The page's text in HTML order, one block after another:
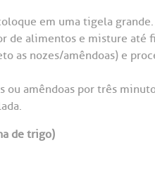
em uma tigela grande.
de alimentos e misture até
as nozes/amêndoas) e
ou amêndoas por três
de trigo)